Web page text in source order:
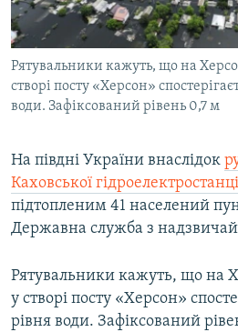
СВІДЧЕННЯ ОКУПАЦІЇ
УКРАЇНСЬКА ПРОБЛЕМА КРИМУ
ІНФОГРАФІКА
Qırımtatar
ДОЛУЧАЙСЯ!
Усі сайти RFE/RL
Рятувальники кажуть, що на
створі посту «Херсон»
води. Зафіксований рівень 0,7 м
На півдні України внаслідок
Каховської
підтопленим 41 населений
Державна служба з
Рятувальники кажуть, що на
у створі посту «Херсон»
рівня води. Зафіксований